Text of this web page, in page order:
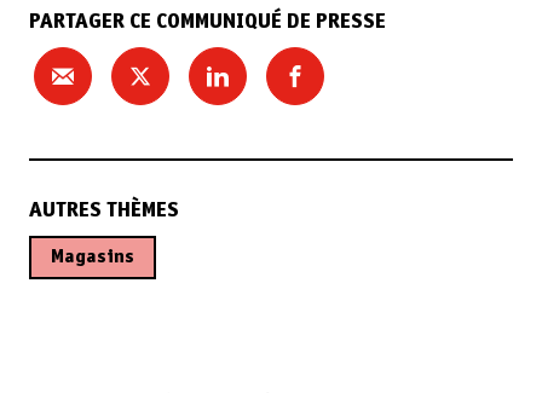
PARTAGER CE COMMUNIQUÉ DE PRESSE
AUTRES THÈMES
Magasins